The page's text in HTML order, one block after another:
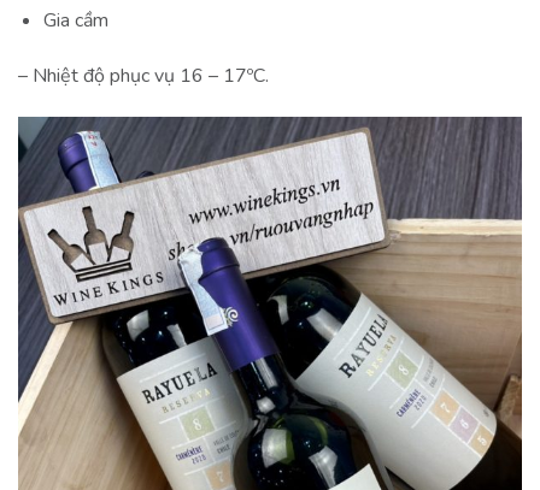
Gia cầm
– Nhiệt độ phục vụ 16 – 17ºC.